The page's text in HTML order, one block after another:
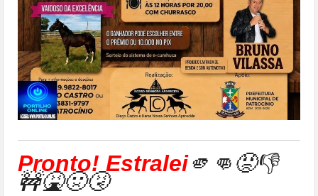
Pronto! Estralei🫵👊😡👎
🚧🤮🤢🤧